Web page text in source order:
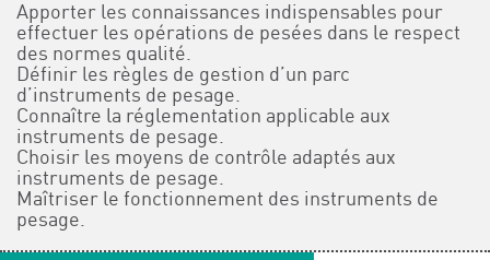
Apporter les connaissances indispensables pour
effectuer les opérations de pesées dans le respect
des normes qualité.
Définir les règles de gestion d’un parc
d’instruments de pesage.
Connaître la réglementation applicable aux
instruments de pesage.
Choisir les moyens de contrôle adaptés aux
instruments de pesage.
Maîtriser le fonctionnement des instruments de
pesage.